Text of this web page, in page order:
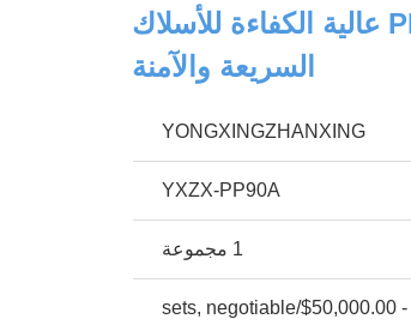
آلة صناعة أشرطة PP عالية الكفاءة للأسلاك
السريعة والآمنة
YONGXINGZHANXING
YXZX-PP90A
1 مجموعة